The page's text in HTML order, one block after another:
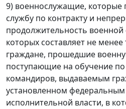
9) военнослужащие, которые
службу по контракту и
продолжительность военной
которых составляет не менее
граждане, прошедшие
поступающие на обучение
командиров, выдаваемым
установленном
исполнительной власти, в